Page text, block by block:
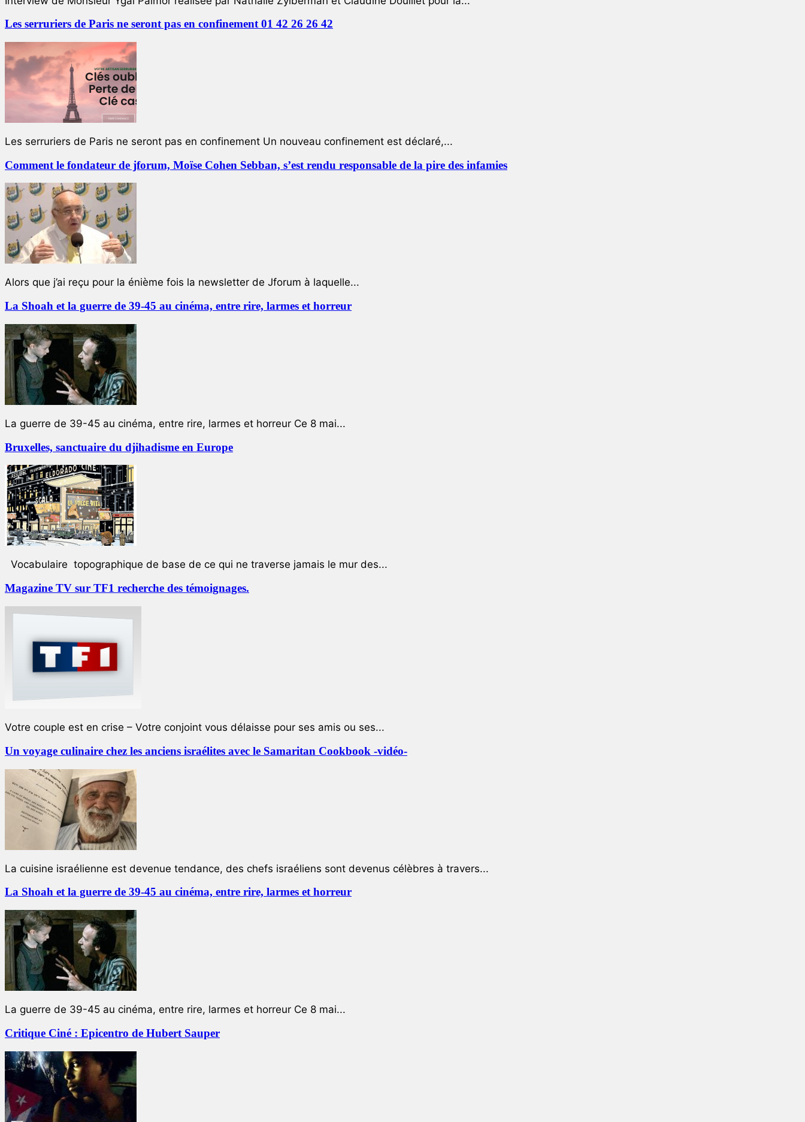
Les serruriers de Paris ne seront pas en confinement 01 42 26 26 42
Les serruriers de Paris ne seront pas en confinement Un nouveau confinement est déclaré,...
Comment le fondateur de jforum, Moïse Cohen Sebban, s’est rendu responsable de la pire des infamies
Alors que j’ai reçu pour la énième fois la newsletter de Jforum à laquelle...
La Shoah et la guerre de 39-45 au cinéma, entre rire, larmes et horreur
La guerre de 39-45 au cinéma, entre rire, larmes et horreur Ce 8 mai...
Bruxelles, sanctuaire du djihadisme en Europe
Vocabulaire topographique de base de ce qui ne traverse jamais le mur des...
Magazine TV sur TF1 recherche des témoignages.
Votre couple est en crise – Votre conjoint vous délaisse pour ses amis ou ses...
Un voyage culinaire chez les anciens israélites avec le Samaritan Cookbook -vidéo-
La cuisine israélienne est devenue tendance, des chefs israéliens sont devenus célèbres à travers...
La Shoah et la guerre de 39-45 au cinéma, entre rire, larmes et horreur
La guerre de 39-45 au cinéma, entre rire, larmes et horreur Ce 8 mai...
Critique Ciné : Epicentro de Hubert Sauper